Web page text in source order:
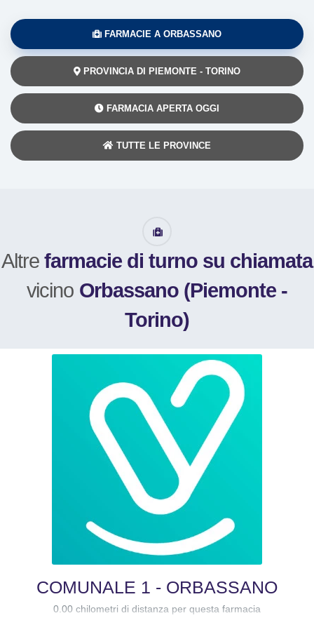
FARMACIE A ORBASSANO
PROVINCIA DI PIEMONTE - TORINO
FARMACIA APERTA OGGI
TUTTE LE PROVINCE
Altre farmacie di turno su chiamata
vicino Orbassano (Piemonte -
Torino)
COMUNALE 1 - ORBASSANO
0.00 chilometri di distanza per questa farmacia